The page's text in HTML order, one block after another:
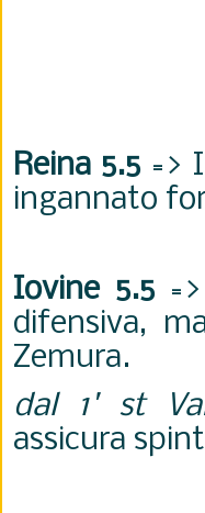
Reina 5.5=>
ingannato
Iovine 5.5=>
difensiva,
Zemura.
dal 1' st
assicura